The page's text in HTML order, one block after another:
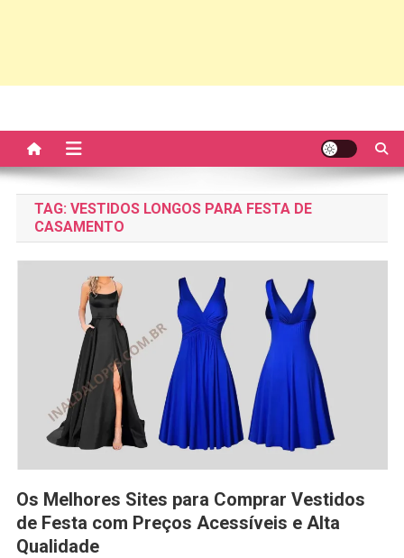
TAG: VESTIDOS LONGOS PARA FESTA DE
CASAMENTO
Os Melhores Sites para Comprar Vestidos
de Festa com Preços Acessíveis e Alta
Qualidade